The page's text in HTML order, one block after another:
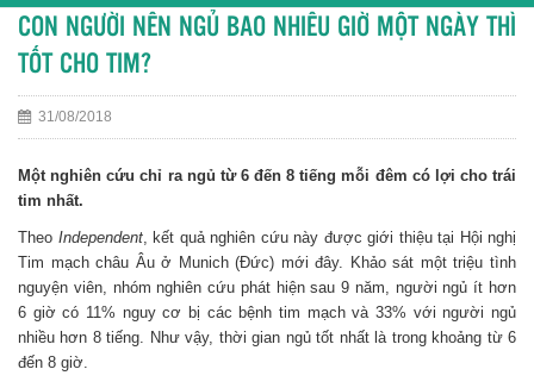
CON NGƯỜI NÊN NGỦ BAO NHIÊU GIỜ MỘT NGÀY THÌ
TỐT CHO TIM?
31/08/2018
Một nghiên cứu chỉ ra ngủ từ 6 đến 8 tiếng mỗi đêm có lợi cho trái
tim nhất.
Theo Independent, kết quả nghiên cứu này được giới thiệu tại Hội nghị
Tim mạch châu Âu ở Munich (Đức) mới đây. Khảo sát một triệu tình
nguyện viên, nhóm nghiên cứu phát hiện sau 9 năm, người ngủ ít hơn
6 giờ có 11% nguy cơ bị các bệnh tim mạch và 33% với người ngủ
nhiều hơn 8 tiếng. Như vậy, thời gian ngủ tốt nhất là trong khoảng từ 6
đến 8 giờ.